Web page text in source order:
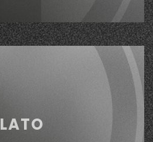
LATO